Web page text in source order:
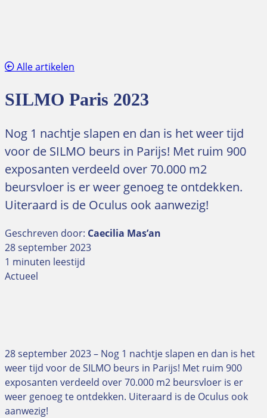
Alle artikelen
SILMO Paris 2023
Nog 1 nachtje slapen en dan is het weer tijd
voor de SILMO beurs in Parijs! Met ruim 900
exposanten verdeeld over 70.000 m2
beursvloer is er weer genoeg te ontdekken.
Uiteraard is de Oculus ook aanwezig!
Geschreven door: Caecilia Mas’an
28 september 2023
1 minuten leestijd
Actueel
28 september 2023 – Nog 1 nachtje slapen en dan is het
weer tijd voor de SILMO beurs in Parijs! Met ruim 900
exposanten verdeeld over 70.000 m2 beursvloer is er
weer genoeg te ontdekken. Uiteraard is de Oculus ook
aanwezig!